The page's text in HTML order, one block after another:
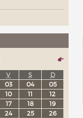
V S
D
03 04
05
10 11
12
17 18
19
24 25
26